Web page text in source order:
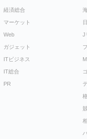
経済総合
マーケット
Web
ガジェット
ITビジネス
IT総合
PR
J